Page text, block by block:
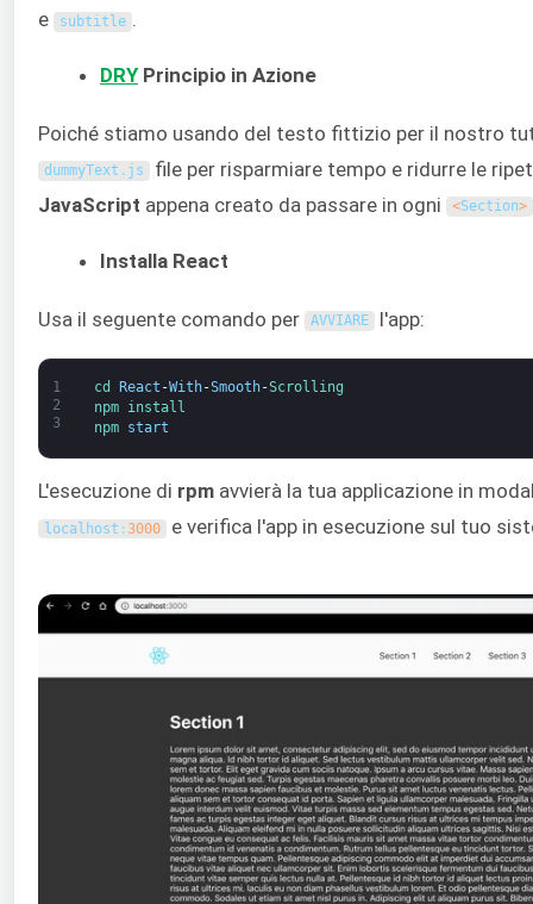
e
subtitle .
DRYPrincipio in Azione
Poiché stiamo usando del testo fittizio per il nostro
dummyText . js file per risparmiare tempo e ridurre le
JavaScript appena creato da passare in ogni <Section>
Installa React
Usa il seguente comando per AVVIARE l'app:
1
2
3
cd React -With-Smooth-Scrolling
npm install
npm start
L'esecuzione di rpm avvierà la tua applicazione in
localhost :3000 e verifica l'app in esecuzione sul tuo